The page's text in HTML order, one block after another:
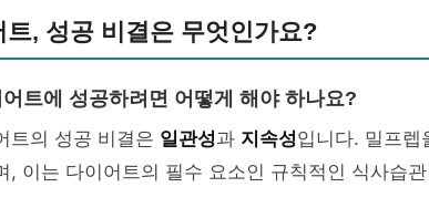
트, 성공 비결은 무엇인가요?
트에 성공하려면 어떻게 해야 하나요?
트의 성공 비결은 일관성과 지속성입니다. 밀프렙
, 이는 다이어트의 필수 요소인 규칙적인 식사습